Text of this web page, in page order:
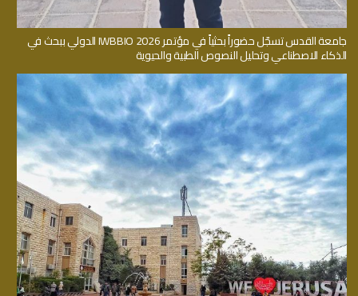
جامعة القدس تسجّل حضوراً بحثياً في مؤتمر IWBBIO 2026 الدولي ببحث في
الذكاء الاصطناعي وتحليل النصوص الطبية والحيوية